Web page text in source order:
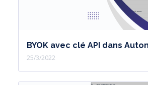
BYOK avec clé API dans
25/3/2022